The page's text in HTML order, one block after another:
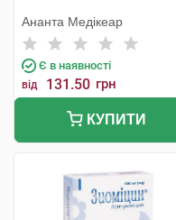
Ананта Медікеар
Є в наявності
від 131.50 грн
КУПИТИ